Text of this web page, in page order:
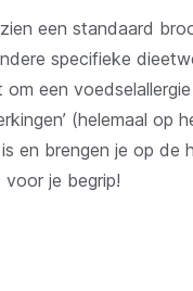
een standaard
specifieke
om een
(helemaal
en brengen je op de
je begrip!